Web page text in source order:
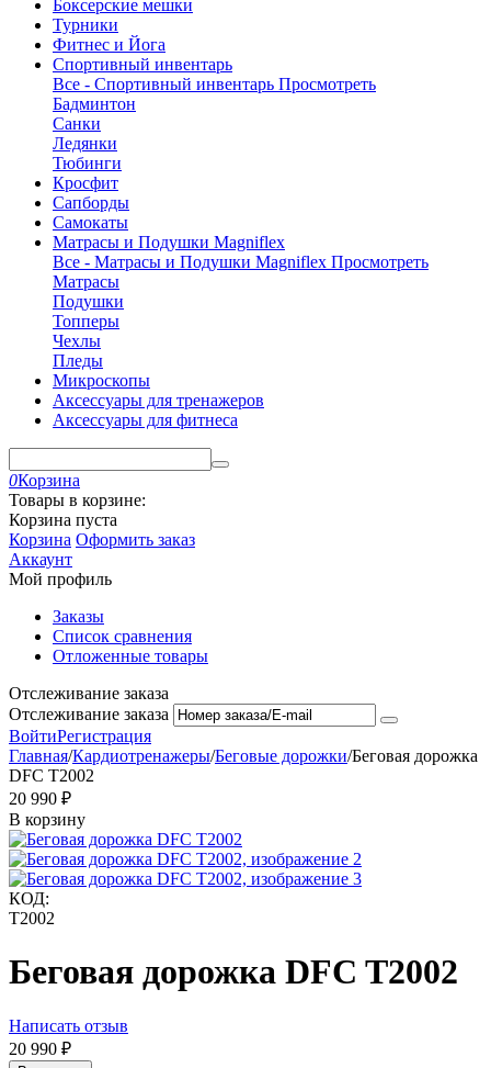
Боксерские мешки
Турники
Фитнес и Йога
Спортивный инвентарь
Все - Спортивный инвентарь Просмотреть
Бадминтон
Санки
Ледянки
Тюбинги
Кросфит
Сапборды
Самокаты
Матрасы и Подушки Magniflex
Все - Матрасы и Подушки Magniflex Просмотреть
Матрасы
Подушки
Топперы
Чехлы
Пледы
Микроскопы
Аксессуары для тренажеров
Аксессуары для фитнеса
0Корзина
Товары в корзине:
Корзина пуста
Корзина Оформить заказ
Аккаунт
Мой профиль
Заказы
Список сравнения
Отложенные товары
Отслеживание заказа
Отслеживание заказа
ВойтиРегистрация
Главная/Кардиотренажеры/Беговые дорожки/Беговая дорожка
DFC T2002
20 990 ₽
В корзину
КОД:
T2002
Беговая дорожка DFC T2002
Написать отзыв
20 990 ₽